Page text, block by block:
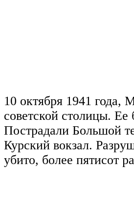
10 октября 1941 года,
советской столицы.
Пострадали Большой
Курский вокзал.
убито, более пятисот